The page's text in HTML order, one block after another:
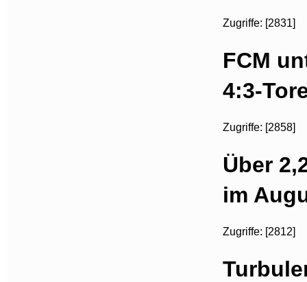
Zugriffe: [2831]
FCM
4:3-
Zugriffe: [2858]
Über
im
Zugriffe: [2812]